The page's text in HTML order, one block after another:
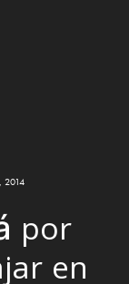
2014
por
en